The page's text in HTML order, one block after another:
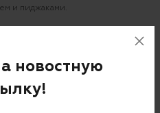
и пиджаками.
1%эласт
новостную